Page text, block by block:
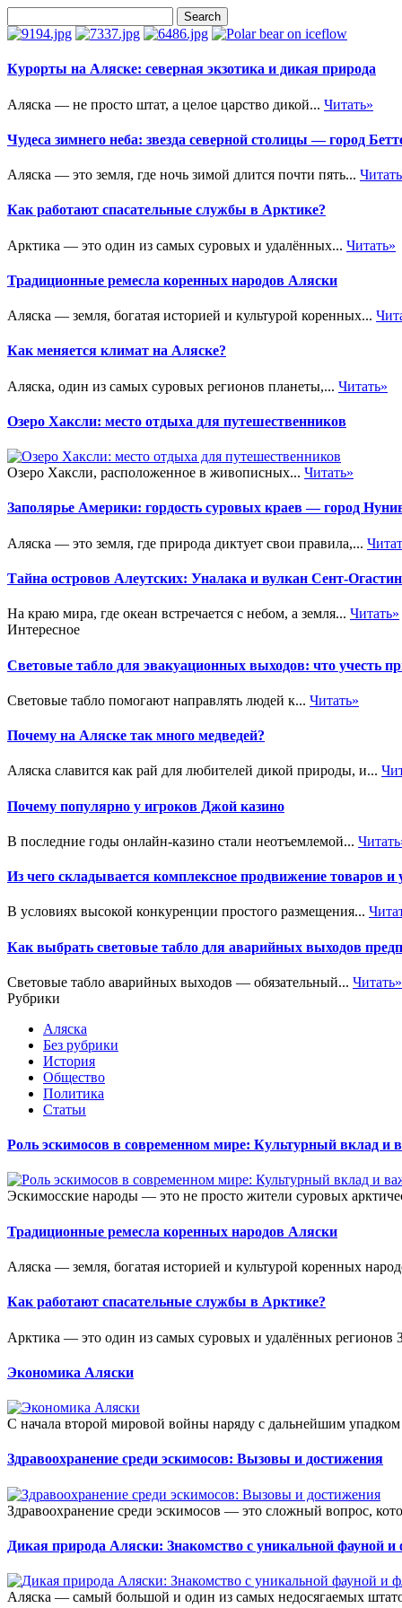
Курорты на Аляске: северная экзотика и дикая природа
Аляска — не просто штат, а целое царство дикой... Читать»
Чудеса зимнего неба: звезда северной столицы — город
Аляска — это земля, где ночь зимой длится почти пять...
Как работают спасательные службы в Арктике?
Арктика — это один из самых суровых и удалённых... Читать»
Традиционные ремесла коренных народов Аляски
Аляска — земля, богатая историей и культурой коренных...
Как меняется климат на Аляске?
Аляска, один из самых суровых регионов планеты,... Читать»
Озеро Хаксли: место отдыха для путешественников
Озеро Хаксли, расположенное в живописных... Читать»
Заполярье Америки: гордость суровых краев — город
Аляска — это земля, где природа диктует свои правила,...
Тайна островов Алеутских: Уналака и вулкан Сент-Огастин
На краю мира, где океан встречается с небом, а земля... Читать»
Интересное
Световые табло для эвакуационных выходов: что учесть
Световые табло помогают направлять людей к... Читать»
Почему на Аляске так много медведей?
Аляска славится как рай для любителей дикой природы, и...
Почему популярно у игроков Джой казино
В последние годы онлайн-казино стали неотъемлемой...
Из чего складывается комплексное продвижение товаров
В условиях высокой конкуренции простого размещения...
Как выбрать световые табло для аварийных выходов
Световые табло аварийных выходов — обязательный... Читать»
Рубрики
Аляска
Без рубрики
История
Общество
Политика
Статьи
Роль эскимосов в современном мире: Культурный вклад и
Эскимосские народы — это не просто жители суровых
Традиционные ремесла коренных народов Аляски
Аляска — земля, богатая историей и культурой коренных
Как работают спасательные службы в Арктике?
Арктика — это один из самых суровых и удалённых регионов
Экономика Аляски
С начала второй мировой войны наряду с дальнейшим
Здравоохранение среди эскимосов: Вызовы и достижения
Здравоохранение среди эскимосов — это сложный вопрос,
Дикая природа Аляски: Знакомство с уникальной фауной и
Аляска — самый большой и один из самых недосягаемых